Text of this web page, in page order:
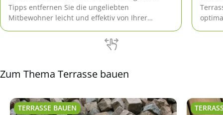
Tipps entfernen Sie die ungeliebten
Mitbewohner leicht und effektiv von Ihrer
Zum Thema Terrasse bauen
TERRASSE BAUEN